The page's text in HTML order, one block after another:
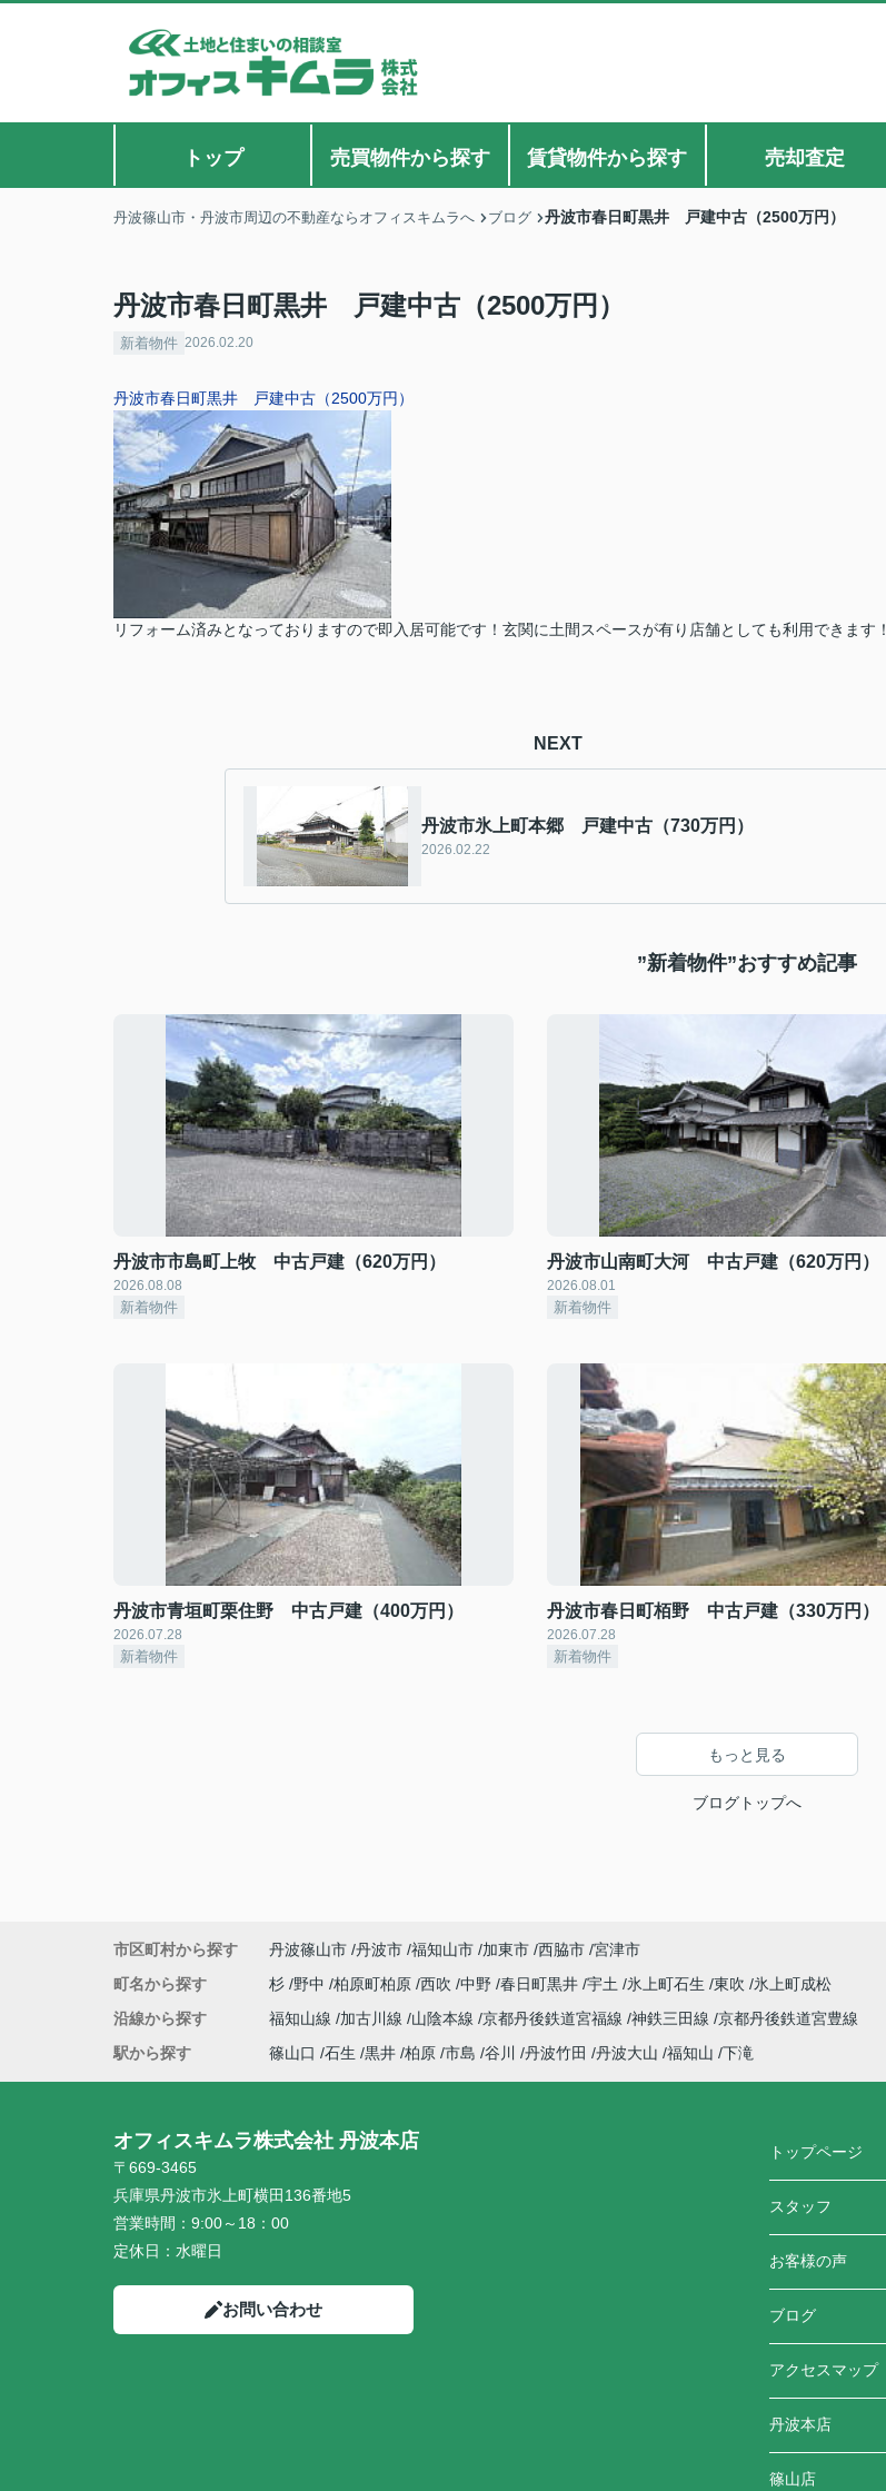
トップ 売買物件から探す 賃貸物件から探す 売却査定
丹波篠山市・丹波市周辺の不動産ならオフィスキムラへ ブログ 丹波市春日町黒井 戸建中古（2500万円）
丹波市春日町黒井 戸建中古（2500万円）
新着物件 2026.02.20
丹波市春日町黒井 戸建中古（2500万円）
リフォーム済みとなっておりますので即入居可能です！玄関に土間スペースが有り店舗としても利用できます！
NEXT
丹波市氷上町本郷 戸建中古（730万円）
2026.02.22
”新着物件”おすすめ記事
丹波市市島町上牧 中古戸建（620万円）
2026.08.08
新着物件
丹波市山南町大河 中古戸建（620万円）
2026.08.01
新着物件
丹波市青垣町栗住野 中古戸建（400万円）
2026.07.28
新着物件
丹波市春日町栢野 中古戸建（330万円）
2026.07.28
新着物件
もっと見る
ブログトップへ
市区町村から探す 丹波篠山市 丹波市 福知山市 加東市 西脇市 宮津市
町名から探す
杉 野中 柏原町柏原 西吹 中野 春日町黒井 宇土 氷上町石生 東吹 氷上町成松
沿線から探す
福知山線 加古川線 山陰本線 京都丹後鉄道宮福線 神鉄三田線 京都丹後鉄道宮豊線
駅から探す
篠山口 石生 黒井 柏原 市島 谷川 丹波竹田 丹波大山 福知山 下滝
オフィスキムラ株式会社 丹波本店
〒669-3465
兵庫県丹波市氷上町横田136番地5
営業時間： 9:00～18：00
定休日： 水曜日
お問い合わせ
トップページ
スタッフ
お客様の声
ブログ
アクセスマップ
丹波本店
篠山店